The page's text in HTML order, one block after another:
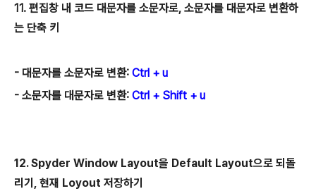
11. 편집창 내 코드 대문자를 소문자로, 소문자를 대문자로 변환하
는 단축 키
- 대문자를 소문자로 변환: Ctrl + u
- 소문자를 대문자로 변환: Ctrl + Shift + u
12. Spyder Window Layout을 Default Layout으로 되돌
리기, 현재 Loyout 저장하기